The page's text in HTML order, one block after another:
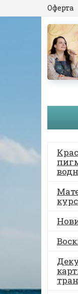
Оферта